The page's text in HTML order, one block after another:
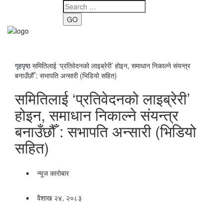
GO
गृहपृष्ठसमितिलाई ‘प्रतिवेदनको लाइब्रेरी’ होइन, समाधान निकाल्ने संयन्त्र
बनाउँछौँ : सभापति अन्सारी (भिडियो सहित)
समितिलाई ‘प्रतिवेदनको लाइब्रेरी’
होइन, समाधान निकाल्ने संयन्त्र
बनाउँछौँ : सभापति अन्सारी (भिडियो
सहित)
न्यूज काराेबार
वैशाख २४, २०८३